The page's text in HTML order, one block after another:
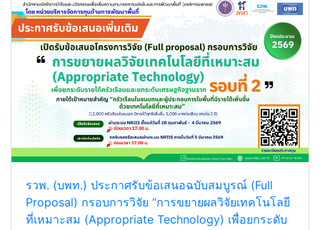
รวพ. (บพท.) ประกาศรับข้อเสนอฉบับสมบูรณ์ (Full
Proposal) กรอบการวิจัย “การขยายผลวิจัยเทคโนโลยี